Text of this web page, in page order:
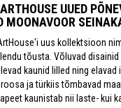
UUED
MOONAVOOR
uus kollektsioon
tõusta. Võluvad disainid
kaunid lilled ning elavad
roosa ja türkiis tõmbavad
kaunistab nii laste- kui